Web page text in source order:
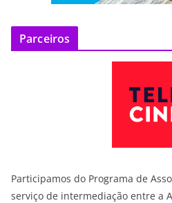
Parceiros
Participamos do Programa de
serviço de intermediação entre a